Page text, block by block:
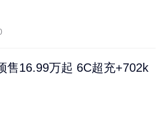
售16.99万起 6C超充+702k